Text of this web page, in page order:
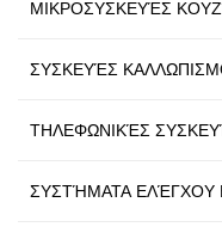
ΜΙΚΡΟΣΥΣΚΕΥΈΣ
ΣΥΣΚΕΥΈΣ
ΤΗΛΕΦΩΝΙΚΈΣ
ΣΥΣΤΉΜΑΤΑ ΕΛΈΓΧΟΥ